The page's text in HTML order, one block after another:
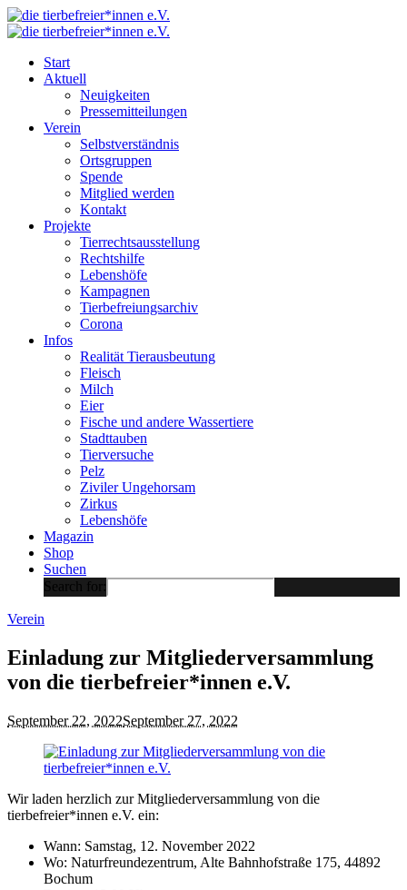
Start
Aktuell
Neuigkeiten
Pressemitteilungen
Verein
Selbstverständnis
Ortsgruppen
Spende
Mitglied werden
Kontakt
Projekte
Tierrechtsausstellung
Rechtshilfe
Lebenshöfe
Kampagnen
Tierbefreiungsarchiv
Corona
Infos
Realität Tierausbeutung
Fleisch
Milch
Eier
Fische und andere Wassertiere
Stadttauben
Tierversuche
Pelz
Ziviler Ungehorsam
Zirkus
Lebenshöfe
Magazin
Shop
Suchen
Search for:
Verein
Einladung zur Mitgliederversammlung
von die tierbefreier*innen e.V.
September 22, 2022September 27, 2022
Wir laden herzlich zur Mitgliederversammlung von die
tierbefreier*innen e.V. ein:
Wann: Samstag, 12. November 2022
Wo: Naturfreundezentrum, Alte Bahnhofstraße 175, 44892
Bochum